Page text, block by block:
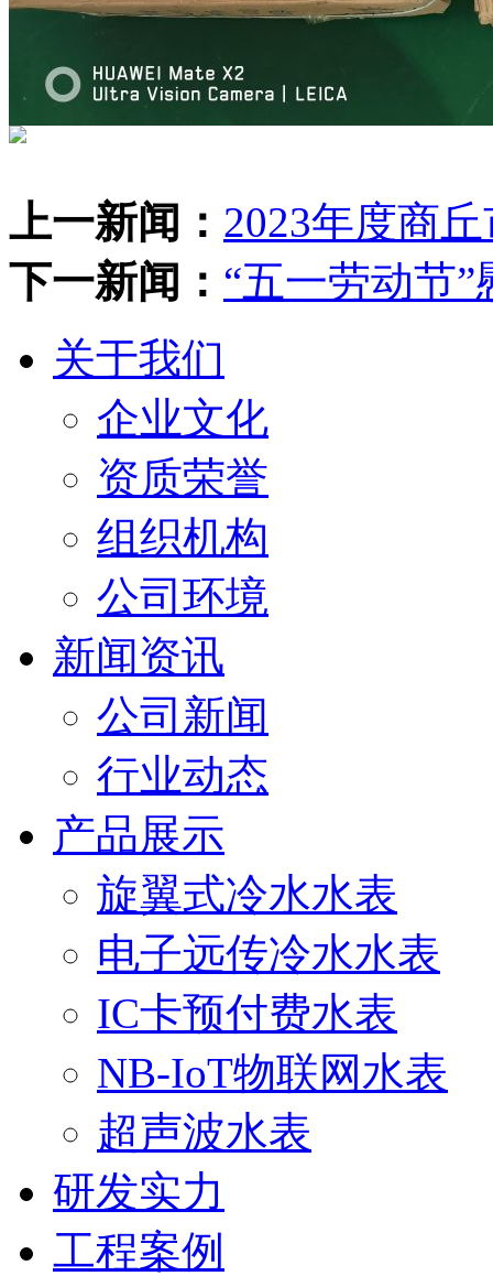
上一新闻： 2023年度商
下一新闻： “五一劳动节”
关于我们
企业文化
资质荣誉
组织机构
公司环境
新闻资讯
公司新闻
行业动态
产品展示
旋翼式冷水水表
电子远传冷水水表
IC卡预付费水表
NB-IoT物联网水表
超声波水表
研发实力
工程案例